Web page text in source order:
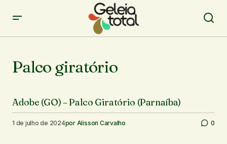
Palco giratório
Adobe (GO) – Palco Giratório (Parnaíba)
1 de julho de 2024por Alisson Carvalho 0